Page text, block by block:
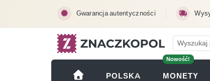
Gwarancja autentyczności
POLSKA
Nowość!
MONETY